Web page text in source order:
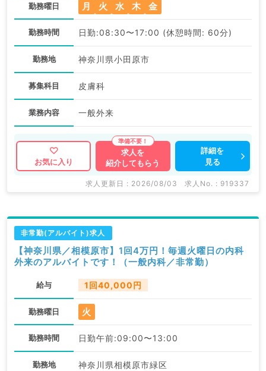
勤務曜日 月 火 水 木 金
勤務時間 日勤:08:30〜17:00 (休憩時間: 60分)
勤務地 神奈川県小田原市
募集科目 皮膚科
業務内容 一般外来
お気に入り
求人を
紹介してもらう
詳細を
見る
求人更新日 : 2026/08/03 求人No. : 919337
非常勤(アルバイト)求人
【神奈川県／相模原市】1回4万円！毎週火曜日の内科
外来のアルバイトです！（一般内科／非常勤）
給与 1回40,000円
勤務曜日 火
勤務時間 日勤午前:09:00〜13:00
勤務地 神奈川県相模原市緑区